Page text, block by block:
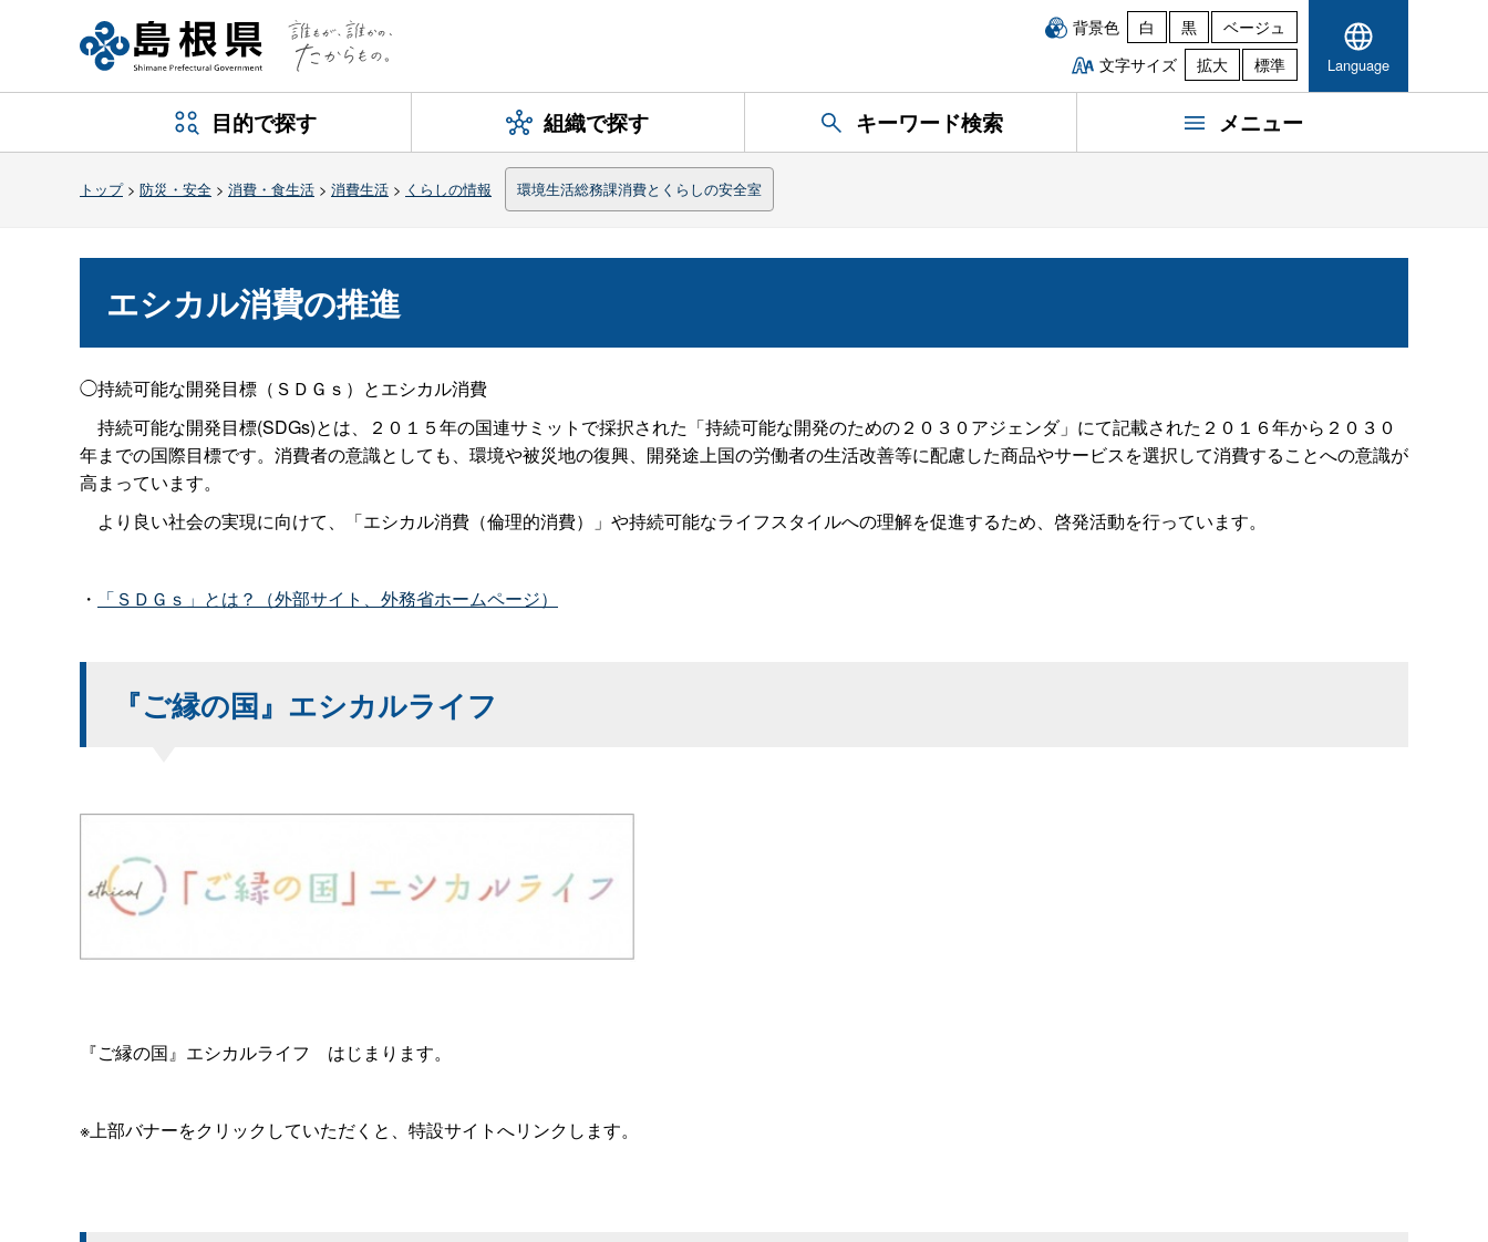
背景色 白 黒
ベージュ
文字サイズ
拡大 標準 Language
目的で探す 組織で探す キーワード検索 メニュー
トップ> 防災・安全 > 消費・食生活 > 消費生活 > くらしの情報 環境生活総務課消費とくらしの安全室
エシカル消費の推進
◯持続可能な開発目標（ＳＤＧｓ）とエシカル消費
持続可能な開発目標(SDGs)とは、２０１５年の国連サミットで採択された「持続可能な開発のための２０３０アジェンダ」にて記載された２０１６年から２０３０
年までの国際目標です。消費者の意識としても、環境や被災地の復興、開発途上国の労働者の生活改善等に配慮した商品やサービスを選択して消費することへの意識が
高まっています。
より良い社会の実現に向けて、「エシカル消費（倫理的消費）」や持続可能なライフスタイルへの理解を促進するため、啓発活動を行っています。
・ 「ＳＤＧｓ」とは？（外部サイト、外務省ホームページ）
『ご縁の国』エシカルライフ
『ご縁の国』エシカルライフ はじまります。
※上部バナーをクリックしていただくと、特設サイトへリンクします。